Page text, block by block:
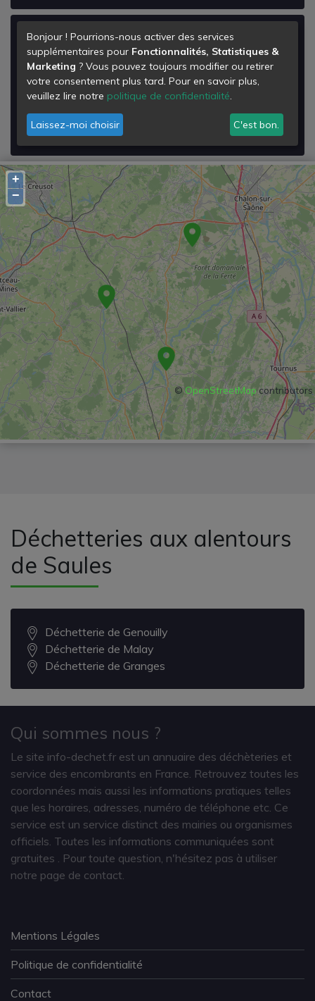
Déchetterie de Granges
2 chemin juillet
la teppe pernin
71390
Voir les détails de la Déchetterie de Granges
+
−
©OpenStreetMapcontributors
Déchetteries aux alentours
de Saules
Déchetterie de Genouilly
Déchetterie de Malay
Déchetterie de Granges
Qui sommes nous ?
Le site info-dechet.fr est un annuaire des déchèteries et
service des encombrants en France. Retrouvez toutes les
coordonnées mais aussi les informations pratiques telles
que les horaires, adresses, numéro de téléphone etc. Ce
service est un service distinct des mairies ou organismes
officiels. Toutes les informations communiquées sont
gratuites
. Pour toute question, n'hésitez pas à utiliser
notre page de contact.
Mentions Légales
Politique de confidentialité
Contact
Bonjour ! Pourrions-nous activer des services
supplémentaires pour Fonctionnalités, Statistiques &
Marketing ? Vous pouvez toujours modifier ou retirer
votre consentement plus tard. Pour en savoir plus,
veuillez lire notre politique de confidentialité.
Laissez-moi choisir C'est bon.